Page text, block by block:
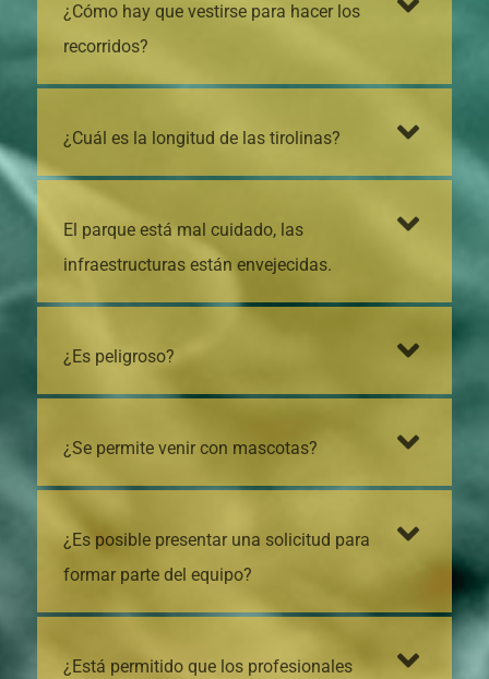
¿Cómo hay que vestirse para hacer los
recorridos?
¿Cuál es la longitud de las tirolinas?
El parque está mal cuidado, las
infraestructuras están envejecidas.
¿Es peligroso?
¿Se permite venir con mascotas?
¿Es posible presentar una solicitud para
formar parte del equipo?
¿Está permitido que los profesionales